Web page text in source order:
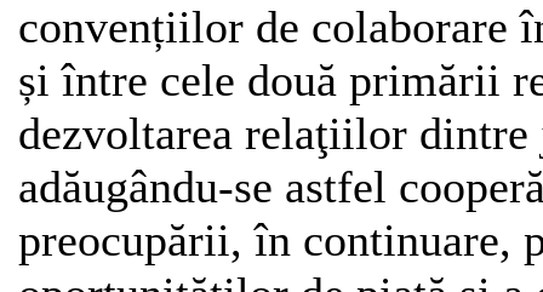
convențiilor de colaborare
și între cele două primării
dezvoltarea relaţiilor
adăugându-se astfel
preocupării, în continuare,